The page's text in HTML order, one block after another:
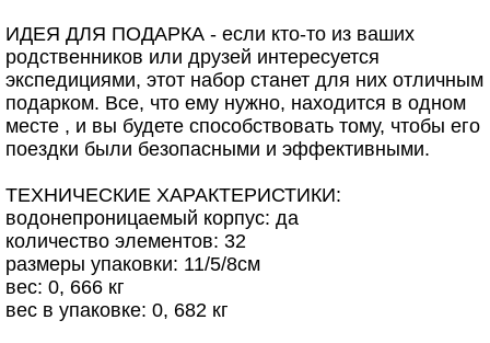
ИДЕЯ ДЛЯ ПОДАРКА - если кто-то из ваших
родственников или друзей интересуется
экспедициями, этот набор станет для них отличным
подарком. Все, что ему нужно, находится в одном
месте , и вы будете способствовать тому, чтобы его
поездки были безопасными и эффективными.
ТЕХНИЧЕСКИЕ ХАРАКТЕРИСТИКИ:
водонепроницаемый корпус: да
количество элементов: 32
размеры упаковки: 11/5/8см
вес: 0, 666 кг
вес в упаковке: 0, 682 кг